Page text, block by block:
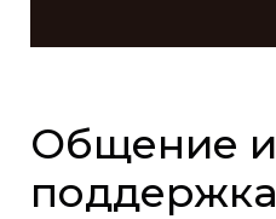
Общение и
поддержка